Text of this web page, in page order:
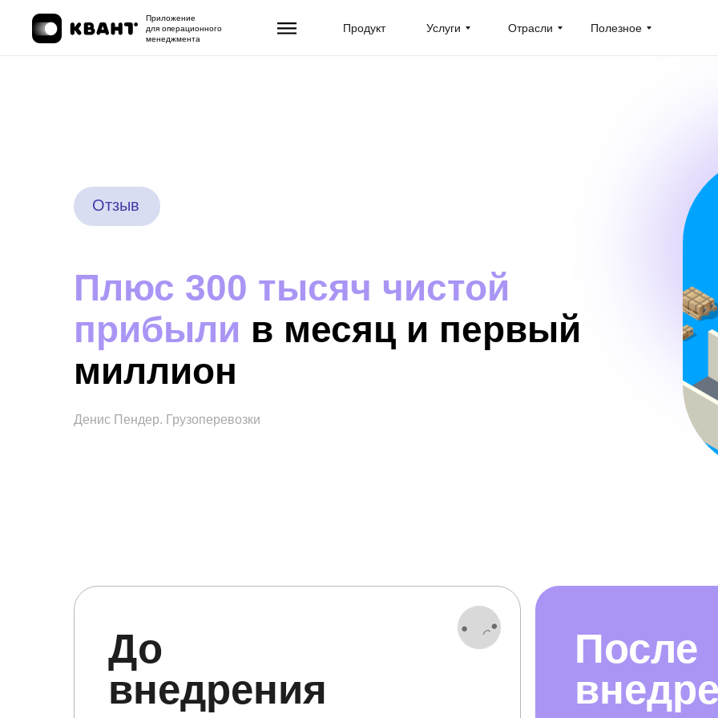
Продукт
Приложение
для операционного
менеджмента
Отрасли
Услуги Полезное
Плюс 300 тысяч чистой
прибыли в месяц и первый
миллион
Денис Пендер. Грузоперевозки
Отзыв
После
До
внедрения